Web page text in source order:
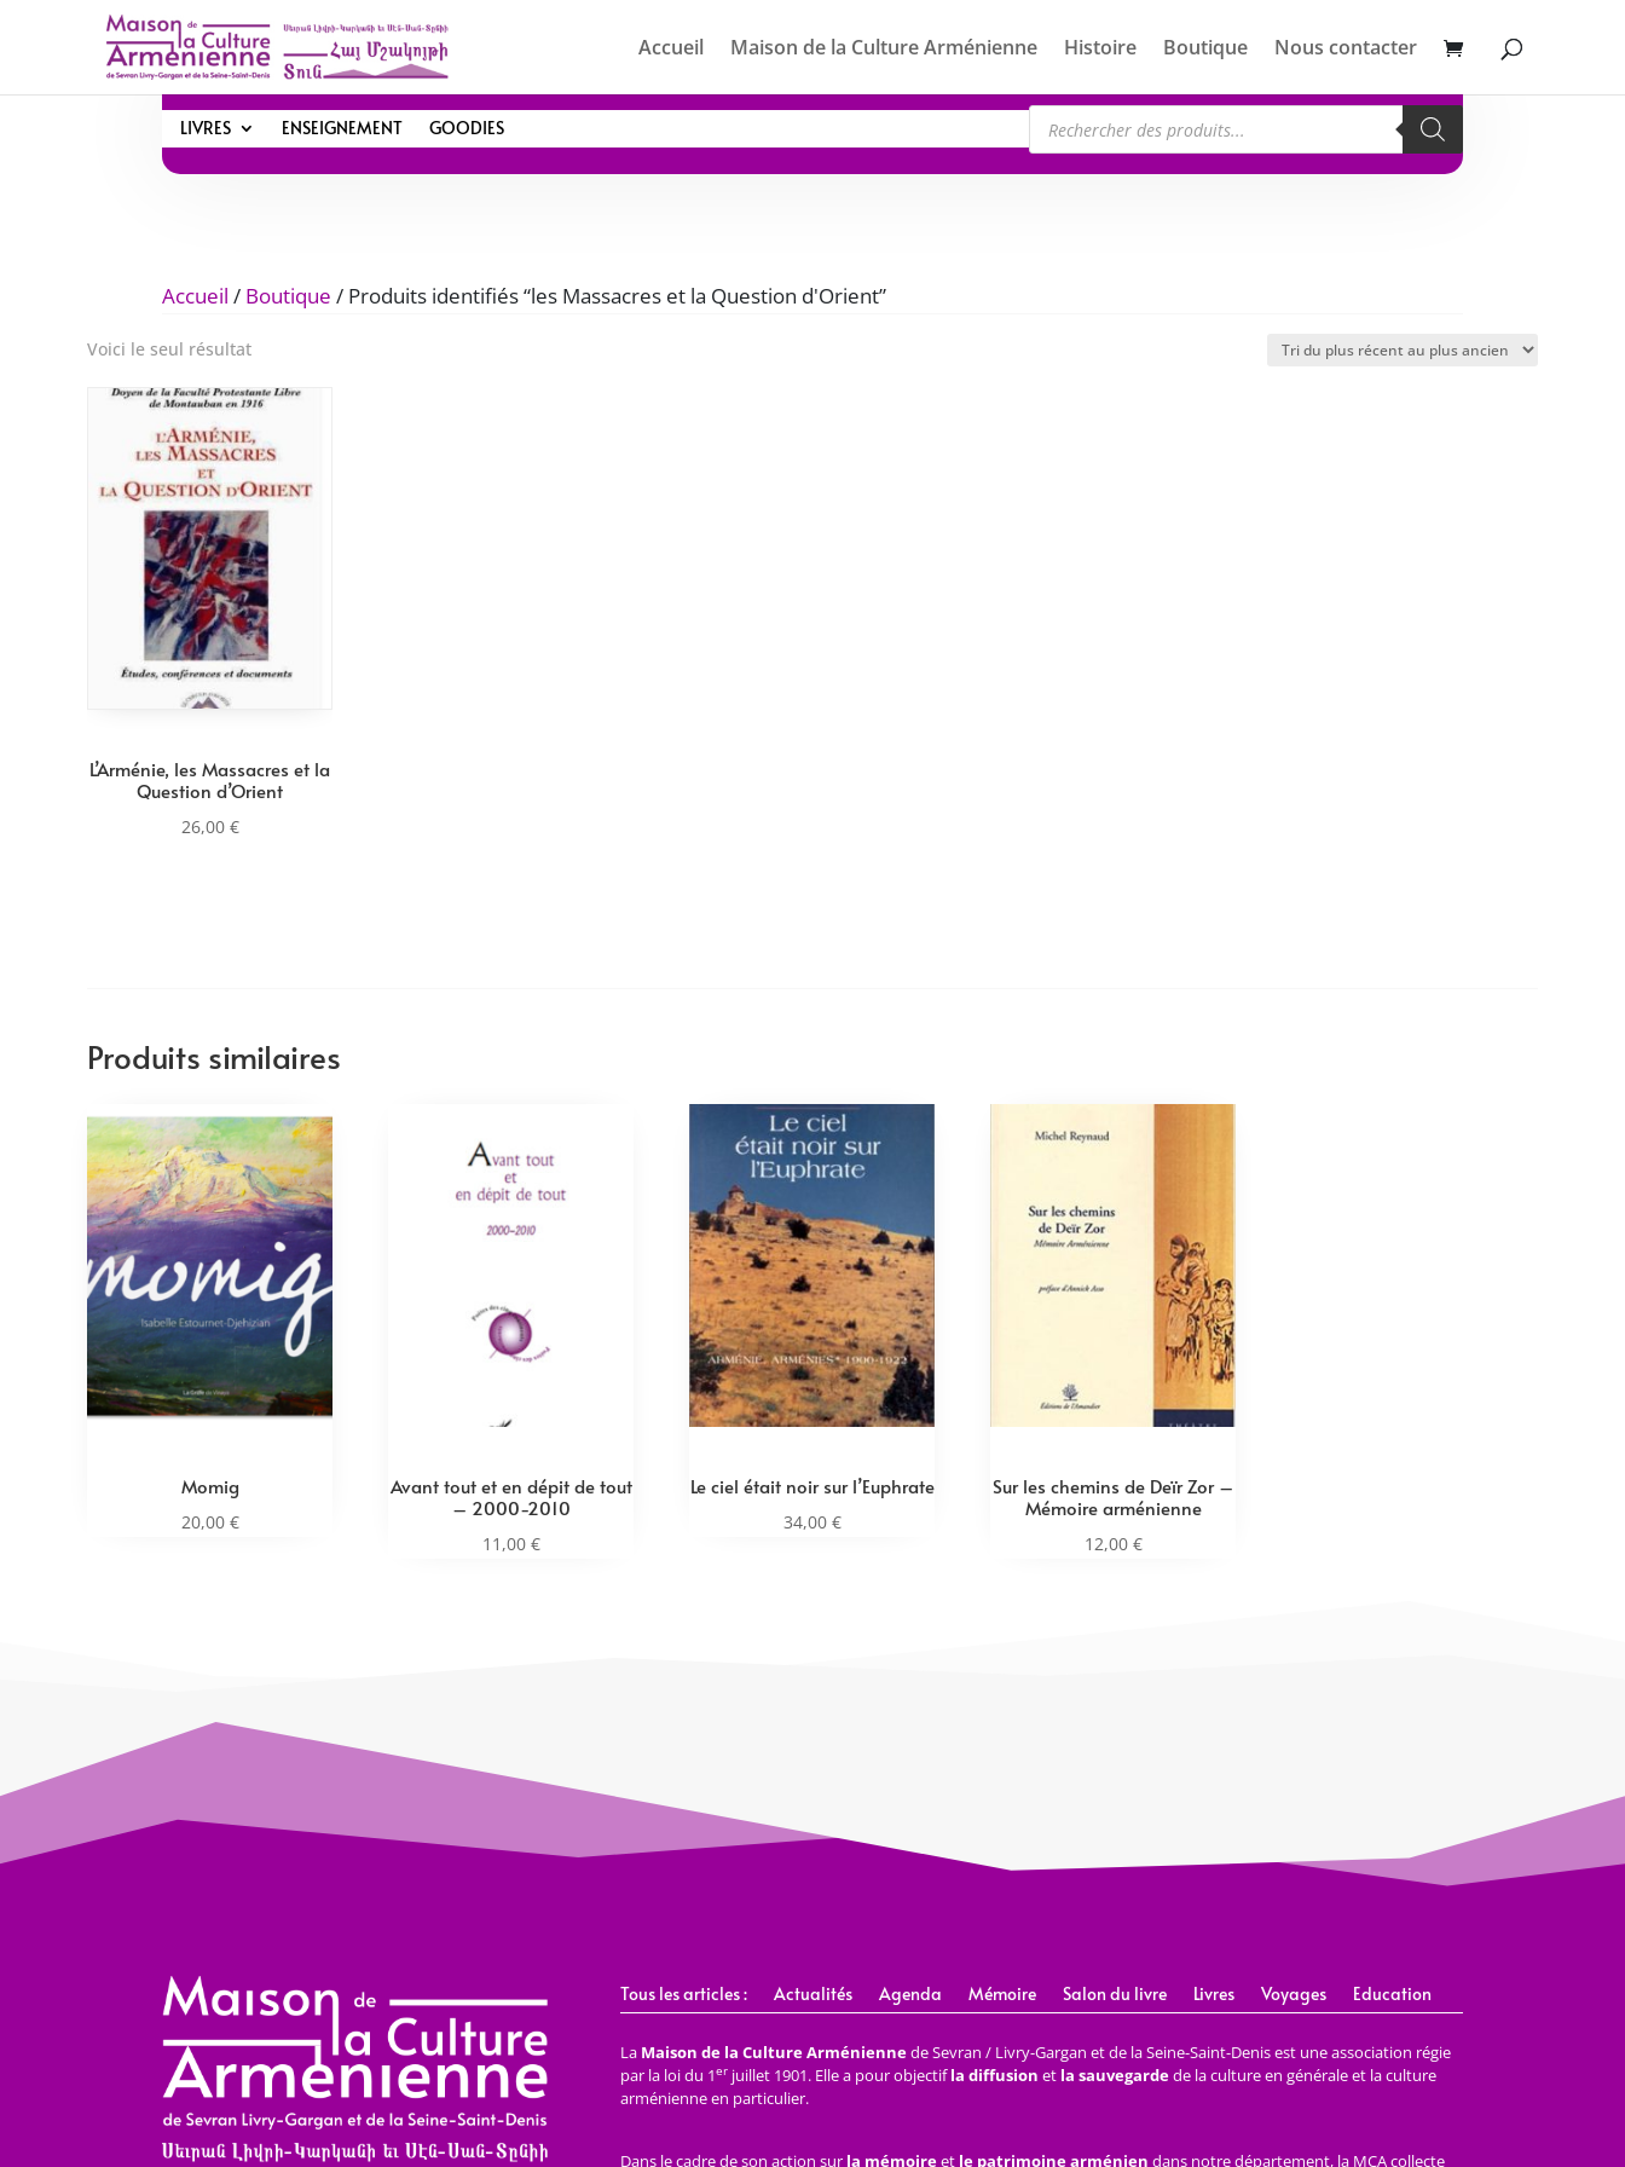
Accueil Maison de la Culture Arménienne Histoire Boutique Nous contacter
LIVRES ENSEIGNEMENT GOODIES Recherche
de
produits
Accueil / Boutique / Produits identifiés “les Massacres et la Question d'Orient”
Voici le seul résultat
L’Arménie, les Massacres et la
Question d’Orient
26,00 €
Produits similaires
Momig
20,00 €
Avant tout et en dépit de tout
– 2000-2010
11,00 €
Le ciel était noir sur l’Euphrate
34,00 €
Sur les chemins de Deïr Zor –
Mémoire arménienne
12,00 €
Tous les articles : Actualités Agenda Mémoire Salon du livre Livres Voyages Education
La Maison de la Culture Arméniennede Sevran / Livry-Gargan et de la Seine-Saint-Denis est une association régie
par la loi du 1erjuillet 1901. Elle a pour objectifla diffusion et la sauvegardede la culture en générale et la culture
arménienne en particulier.
Dans le cadre de son action sur la mémoireet le patrimoine arménien dans notre département, la MCA collecte